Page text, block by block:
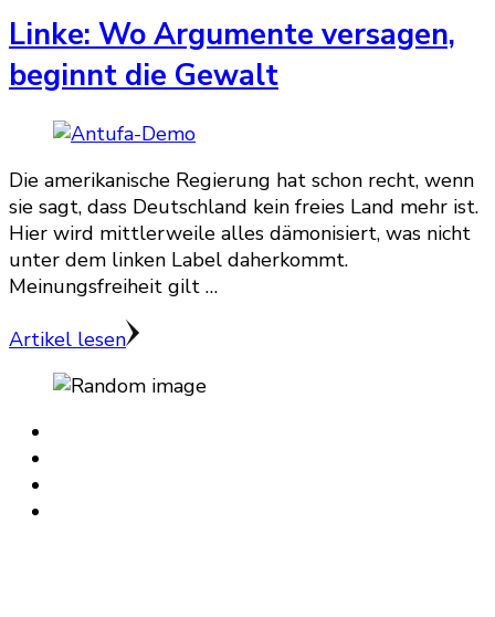
Linke: Wo Argumente versagen,
beginnt die Gewalt
Die amerikanische Regierung hat schon recht, wenn
sie sagt, dass Deutschland kein freies Land mehr ist.
Hier wird mittlerweile alles dämonisiert, was nicht
unter dem linken Label daherkommt.
Meinungsfreiheit gilt …
Artikel lesen